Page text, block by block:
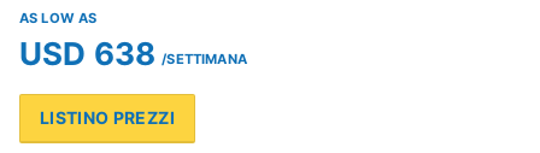
AS LOW AS
USD 638 /SETTIMANA
LISTINO PREZZI